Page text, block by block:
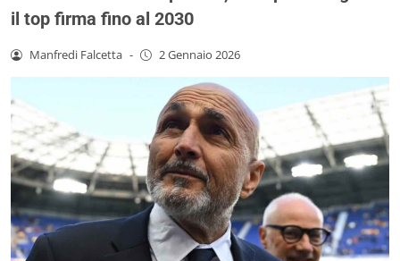
il top firma fino al 2030
Manfredi Falcetta - 2 Gennaio 2026